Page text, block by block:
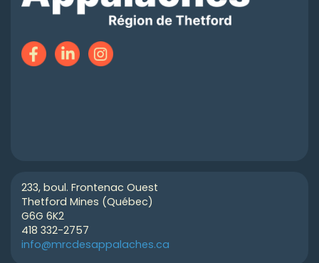
233, boul. Frontenac Ouest
Thetford Mines (Québec)
G6G 6K2
418 332-2757
info@mrcdesappalaches.ca